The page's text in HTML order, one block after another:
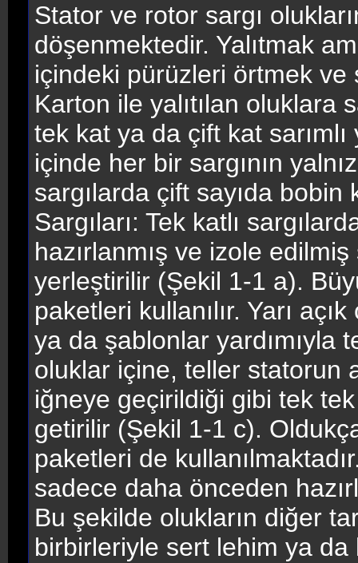
Stator ve rotor sargı
döşenmektedir. Yalıtmak
içindeki pürüzleri örtmek ve
Karton ile yalıtılan oluklara
tek kat ya da çift kat sarımlı
içinde her bir sargının
sargılarda çift sayıda
Sargıları: Tek katlı
hazırlanmış ve izole
yerleştirilir (Şekil 1-1 a).
paketleri kullanılır. Yarı
ya da şablonlar yardımıyla
oluklar içine, teller statorun
iğneye geçirildiği gibi tek
getirilir (Şekil 1-1 c).
paketleri de
sadece daha önceden
Bu şekilde olukların diğer
birbirleriyle sert lehim ya